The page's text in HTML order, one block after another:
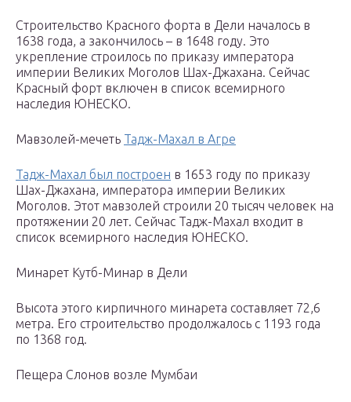
Строительство Красного форта в Дели началось в
1638 года, а закончилось – в 1648 году. Это
укрепление строилось по приказу императора
империи Великих Моголов Шах-Джахана. Сейчас
Красный форт включен в список всемирного
наследия ЮНЕСКО.
Мавзолей-мечеть Тадж-Махал в Агре
Тадж-Махал был построен в 1653 году по приказу
Шах-Джахана, императора империи Великих
Моголов. Этот мавзолей строили 20 тысяч человек на
протяжении 20 лет. Сейчас Тадж-Махал входит в
список всемирного наследия ЮНЕСКО.
Минарет Кутб-Минар в Дели
Высота этого кирпичного минарета составляет 72,6
метра. Его строительство продолжалось с 1193 года
по 1368 год.
Пещера Слонов возле Мумбаи